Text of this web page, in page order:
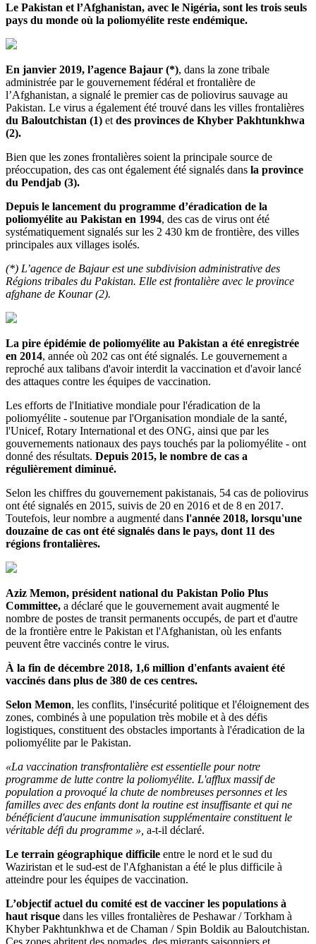
Le Pakistan et l’Afghanistan, avec le Nigéria, sont les trois seuls
pays du monde où la poliomyélite reste endémique.
En janvier 2019, l’agence Bajaur (*), dans la zone tribale
administrée par le gouvernement fédéral et frontalière de
l’Afghanistan, a signalé le premier cas de poliovirus sauvage au
Pakistan. Le virus a également été trouvé dans les villes frontalières
du Baloutchistan (1) et des provinces de Khyber Pakhtunkhwa
(2).
Bien que les zones frontalières soient la principale source de
préoccupation, des cas ont également été signalés dans la province
du Pendjab (3).
Depuis le lancement du programme d’éradication de la
poliomyélite au Pakistan en 1994, des cas de virus ont été
systématiquement signalés sur les 2 430 km de frontière, des villes
principales aux villages isolés.
(*) L’agence de Bajaur est une subdivision administrative des
Régions tribales du Pakistan. Elle est frontalière avec le province
afghane de Kounar (2).
La pire épidémie de poliomyélite au Pakistan a été enregistrée
en 2014, année où 202 cas ont été signalés. Le gouvernement a
reproché aux talibans d'avoir interdit la vaccination et d'avoir lancé
des attaques contre les équipes de vaccination.
Les efforts de l'Initiative mondiale pour l'éradication de la
poliomyélite - soutenue par l'Organisation mondiale de la santé,
l'Unicef, Rotary International et des ONG, ainsi que par les
gouvernements nationaux des pays touchés par la poliomyélite - ont
donné des résultats. Depuis 2015, le nombre de cas a
régulièrement diminué.
Selon les chiffres du gouvernement pakistanais, 54 cas de poliovirus
ont été signalés en 2015, suivis de 20 en 2016 et de 8 en 2017.
Toutefois, leur nombre a augmenté dans l'année 2018, lorsqu'une
douzaine de cas ont été signalés dans le pays, dont 11 des
régions frontalières.
Aziz Memon, président national du Pakistan Polio Plus
Committee, a déclaré que le gouvernement avait augmenté le
nombre de postes de transit permanents occupés, de part et d'autre
de la frontière entre le Pakistan et l'Afghanistan, où les enfants
peuvent être vaccinés contre le virus.
À la fin de décembre 2018, 1,6 million d'enfants avaient été
vaccinés dans plus de 380 de ces centres.
Selon Memon, les conflits, l'insécurité politique et l'éloignement des
zones, combinés à une population très mobile et à des défis
logistiques, constituent des obstacles importants à l'éradication de la
poliomyélite par le Pakistan.
«La vaccination transfrontalière est essentielle pour notre
programme de lutte contre la poliomyélite. L'afflux massif de
population a provoqué la chute de nombreuses personnes et les
familles avec des enfants dont la routine est insuffisante et qui ne
bénéficient d'aucune immunisation supplémentaire constituent le
véritable défi du programme », a-t-il déclaré.
Le terrain géographique difficile entre le nord et le sud du
Waziristan et le sud-est de l'Afghanistan a été le plus difficile à
atteindre pour les équipes de vaccination.
L’objectif actuel du comité est de vacciner les populations à
haut risque dans les villes frontalières de Peshawar / Torkham à
Khyber Pakhtunkhwa et de Chaman / Spin Boldik au Baloutchistan.
Ces zones abritent des nomades, des migrants saisonniers et